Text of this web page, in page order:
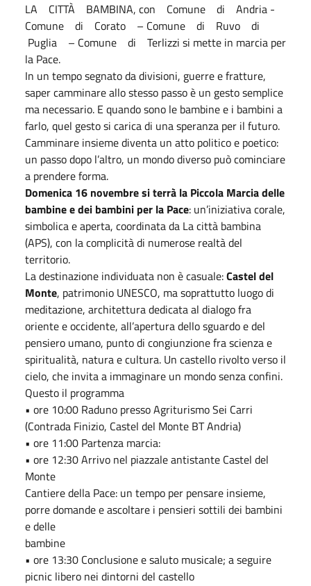
LA CITTÀ BAMBINA, con Comune di Andria -
Comune di Corato – Comune di Ruvo di
Puglia – Comune di Terlizzi si mette in marcia per
la Pace.
In un tempo segnato da divisioni, guerre e fratture,
saper camminare allo stesso passo è un gesto semplice
ma necessario. E quando sono le bambine e i bambini a
farlo, quel gesto si carica di una speranza per il futuro.
Camminare insieme diventa un atto politico e poetico:
un passo dopo l’altro, un mondo diverso può cominciare
a prendere forma.
Domenica 16 novembre si terrà la Piccola Marcia delle
bambine e dei bambini per la Pace: un’iniziativa corale,
simbolica e aperta, coordinata da La città bambina
(APS), con la complicità di numerose realtà del
territorio.
La destinazione individuata non è casuale:Castel del
Monte, patrimonio UNESCO, ma soprattutto luogo di
meditazione, architettura dedicata al dialogo fra
oriente e occidente, all’apertura dello sguardo e del
pensiero umano, punto di congiunzione fra scienza e
spiritualità, natura e cultura. Un castello rivolto verso il
cielo, che invita a immaginare un mondo senza confini.
Questo il programma
• ore 10:00 Raduno presso Agriturismo Sei Carri
(Contrada Finizio, Castel del Monte BT Andria)
• ore 11:00 Partenza marcia:
• ore 12:30 Arrivo nel piazzale antistante Castel del
Monte
Cantiere della Pace: un tempo per pensare insieme,
porre domande e ascoltare i pensieri sottili dei bambini
e delle
bambine
• ore 13:30 Conclusione e saluto musicale; a seguire
picnic libero nei dintorni del castello